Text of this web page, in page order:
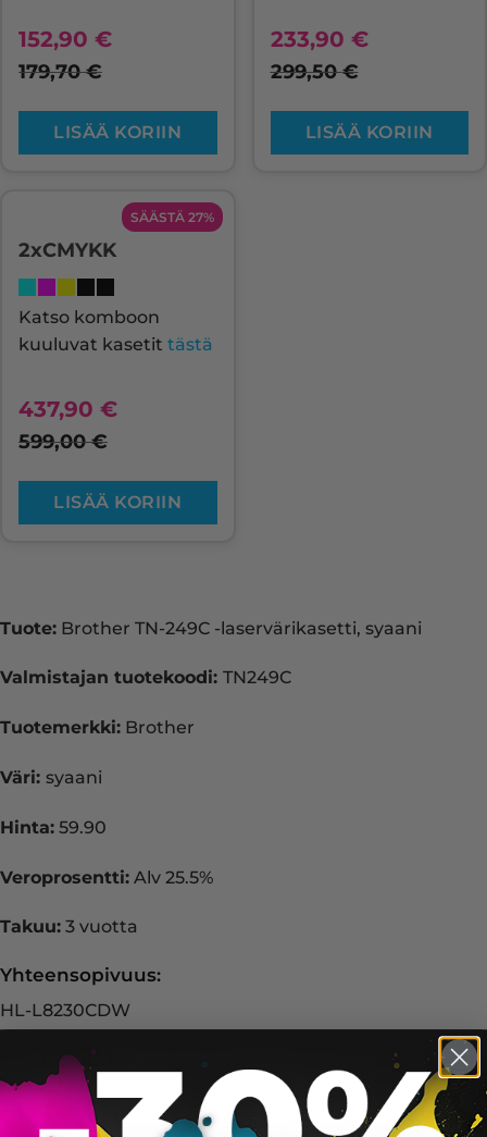
152,90 €
179,70€
LISÄÄ KORIIN
233,90 €
299,50€
LISÄÄ KORIIN
SÄÄSTÄ 27%
2xCMYKK
Katso komboon
kuuluvat kasetit tästä
437,90 €
599,00€
LISÄÄ KORIIN
Tuote: Brother TN-249C -laservärikasetti, syaani
Valmistajan tuotekoodi: TN249C
Tuotemerkki: Brother
Väri: syaani
Hinta: 59.90
Veroprosentti: Alv 25.5%
Takuu: 3 vuotta
Yhteensopivuus:
HL-L8230CDW
HL-L8240CDW
MFC-L8340CDW
MFC-L8390CDW